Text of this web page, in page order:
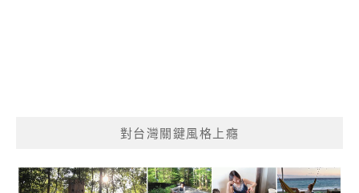
對台灣關鍵風格上癮